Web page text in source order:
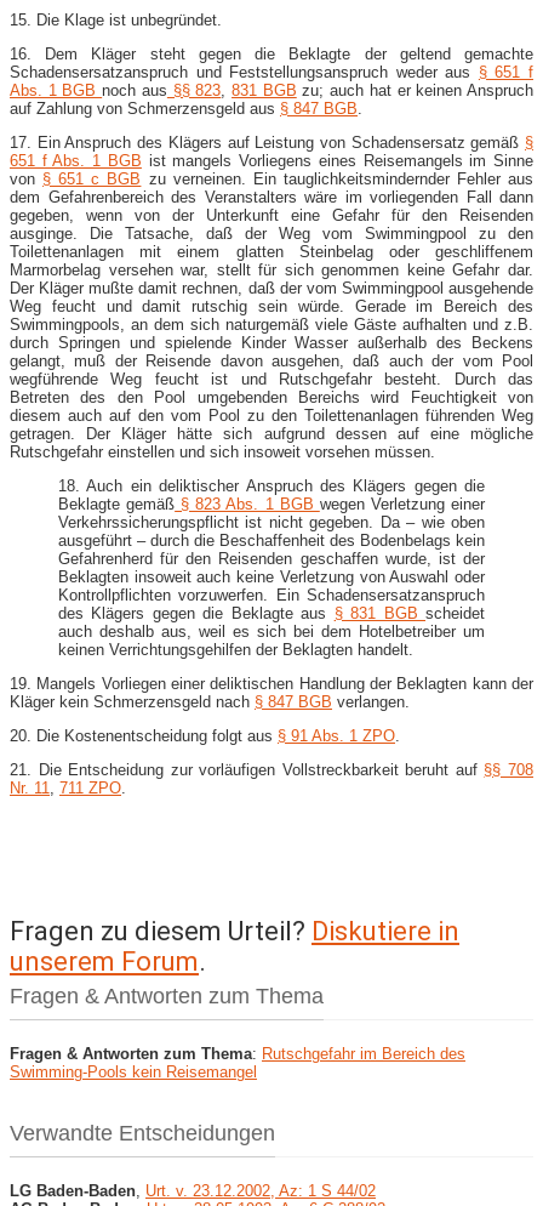
15. Die Klage ist unbegründet.
16. Dem Kläger steht gegen die Beklagte der geltend gemachte
Schadensersatzanspruch und Feststellungsanspruch weder aus § 651 f
Abs. 1 BGBnoch aus §§ 823 ,831 BGB zu; auch hat er keinen Anspruch
auf Zahlung von Schmerzensgeld aus § 847 BGB
17. Ein Anspruch des Klägers auf Leistung von Schadensersatz gemäß §
651 f Abs. 1 BGB ist mangels Vorliegens eines Reisemangels im Sinne
von § 651 c BGB zu verneinen. Ein tauglichkeitsmindernder Fehler aus
dem Gefahrenbereich des Veranstalters wäre im vorliegenden Fall dann
gegeben, wenn von der Unterkunft eine Gefahr für den Reisenden
ausginge. Die Tatsache, daß der Weg vom Swimmingpool zu den
Toilettenanlagen mit einem glatten Steinbelag oder geschliffenem
Marmorbelag versehen war, stellt für sich genommen keine Gefahr dar.
Der Kläger mußte damit rechnen, daß der vom Swimmingpool ausgehende
Weg feucht und damit rutschig sein würde. Gerade im Bereich des
Swimmingpools, an dem sich naturgemäß viele Gäste aufhalten und z.B.
durch Springen und spielende Kinder Wasser außerhalb des Beckens
gelangt, muß der Reisende davon ausgehen, daß auch der vom Pool
wegführende Weg feucht ist und Rutschgefahr besteht. Durch das
Betreten des den Pool umgebenden Bereichs wird Feuchtigkeit von
diesem auch auf den vom Pool zu den Toilettenanlagen führenden Weg
getragen. Der Kläger hätte sich aufgrund dessen auf eine mögliche
Rutschgefahr einstellen und sich insoweit vorsehen müssen.
18. Auch ein deliktischer Anspruch des Klägers gegen die
Beklagte gemäß § 823 Abs. 1 BGB wegen Verletzung einer
Verkehrssicherungspflicht ist nicht gegeben. Da – wie oben
ausgeführt – durch die Beschaffenheit des Bodenbelags kein
Gefahrenherd für den Reisenden geschaffen wurde, ist der
Beklagten insoweit auch keine Verletzung von Auswahl oder
Kontrollpflichten vorzuwerfen. Ein Schadensersatzanspruch
des Klägers gegen die Beklagte aus § 831 BGBscheidet
auch deshalb aus, weil es sich bei dem Hotelbetreiber um
keinen Verrichtungsgehilfen der Beklagten handelt.
19. Mangels Vorliegen einer deliktischen Handlung der Beklagten kann der
Kläger kein Schmerzensgeld nach § 847 BGB verlangen.
20. Die Kostenentscheidung folgt aus § 91 Abs. 1 ZPO
21. Die Entscheidung zur vorläufigen Vollstreckbarkeit beruht auf §§ 708
Nr. 11
711 ZPO
Fragen zu diesem Urteil? Diskutiere in
unserem Forum.
Fragen & Antworten zum Thema
Fragen & Antworten zum Thema: Rutschgefahr im Bereich des
Swimming-Pools kein Reisemangel
Verwandte Entscheidungen
LG Baden-Baden Urt. v. 23.12.2002, Az: 1 S 44/02